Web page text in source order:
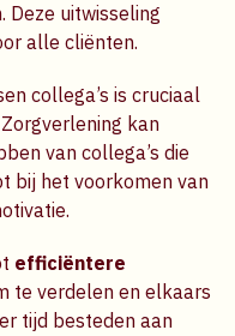
Deze uitwisseling
alle cliënten.
collega’s is cruciaal
kan
van collega’s die
bij het voorkomen van
efficiëntere
te verdelen en elkaars
tijd besteden aan